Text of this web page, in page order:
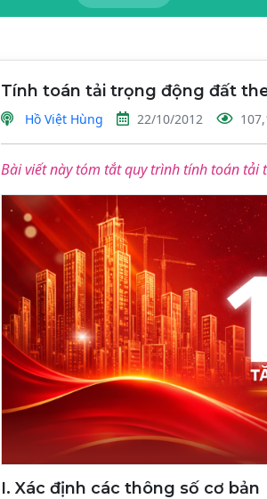
Tính toán tải trọng động đất
Hồ Việt Hùng 22/10/2012
Bài viết này tóm tắt quy trình tính toán tải
I. Xác định các thông số cơ bản